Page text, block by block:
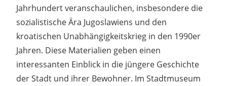
Jahrhundert veranschaulichen, insbesondere die
sozialistische Ära Jugoslawiens und den
kroatischen Unabhängigkeitskrieg in den 1990er
Jahren. Diese Materialien geben einen
interessanten Einblick in die jüngere Geschichte
der Stadt und ihrer Bewohner. Im Stadtmuseum